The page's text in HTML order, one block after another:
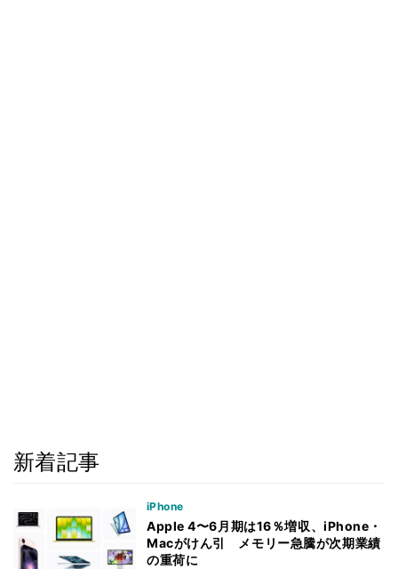
新着記事
iPhone
Apple 4〜6月期は16％増収、iPhone・
Macがけん引 メモリー急騰が次期業績
の重荷に